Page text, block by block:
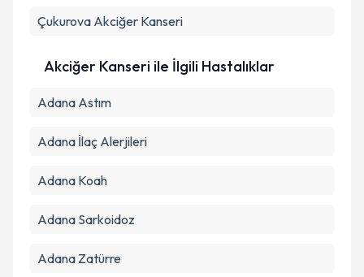
Çukurova Akciğer Kanseri
Akciğer Kanseri ile İlgili Hastalıklar
Adana Astım
Adana İlaç Alerjileri
Adana Koah
Adana Sarkoidoz
Adana Zatürre